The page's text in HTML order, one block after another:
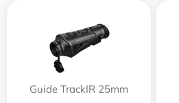
Guide TrackIR 25mm